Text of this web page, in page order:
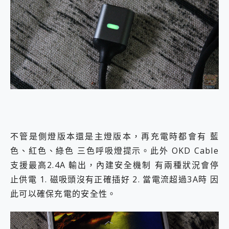
不管是側燈版本還是主燈版本，再充電時都會有 藍
色、紅色、綠色 三色呼吸燈提示。此外 OKD Cable
支援最高2.4A 輸出，內建安全機制 有兩種狀況會停
止供電 1. 磁吸頭沒有正確插好 2. 當電流超過3A時 因
此可以確保充電的安全性。